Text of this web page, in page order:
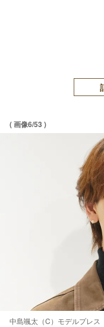
( 画像6/53 )
中島颯太（C）モデルプレス